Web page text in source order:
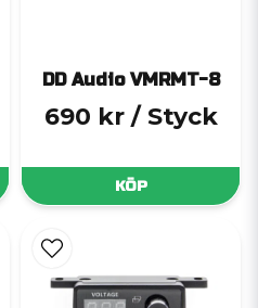
DD Audio VMRMT-8
690 kr / Styck
KÖP